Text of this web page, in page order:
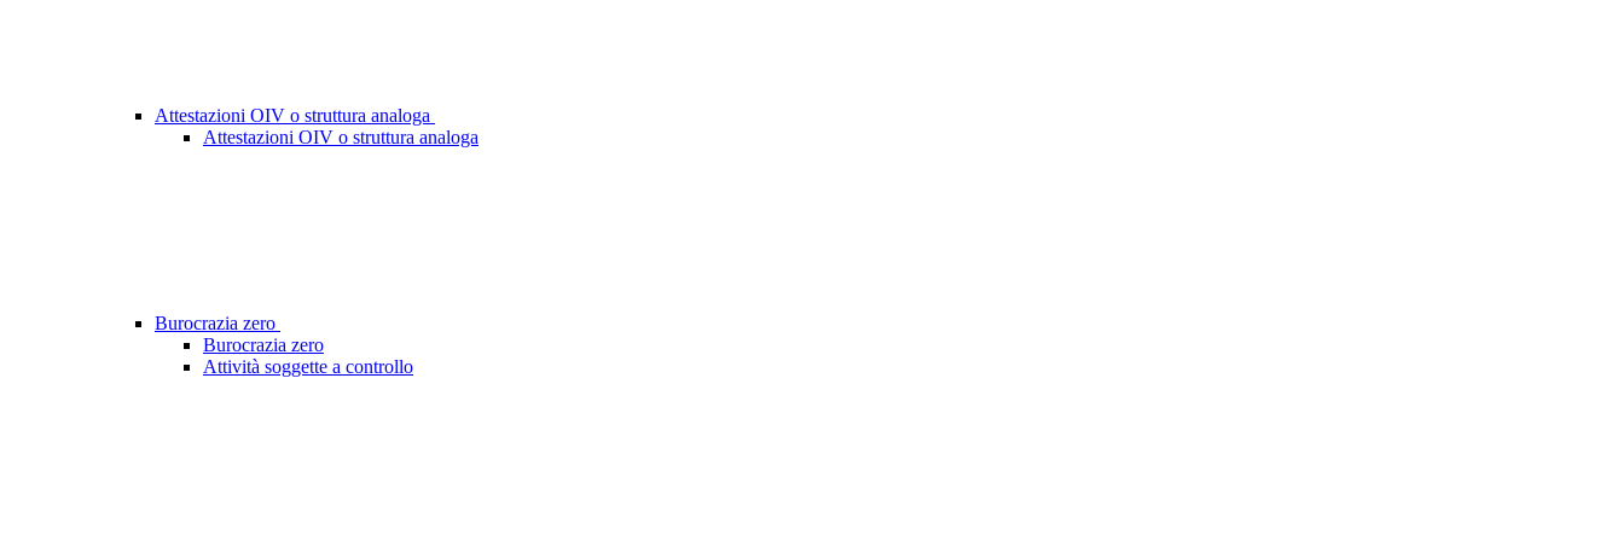
Attestazioni OIV o struttura analoga
Attestazioni OIV o struttura analoga
Burocrazia zero
Burocrazia zero
Attività soggette a controllo